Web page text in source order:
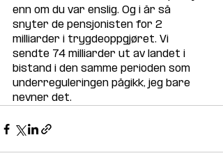
enn om du var enslig. Og i år så
snyter de pensjonisten for 2
milliarder i trygdeoppgjøret. Vi
sendte 74 milliarder ut av landet i
bistand i den samme perioden som
underreguleringen pågikk, jeg bare
nevner det.